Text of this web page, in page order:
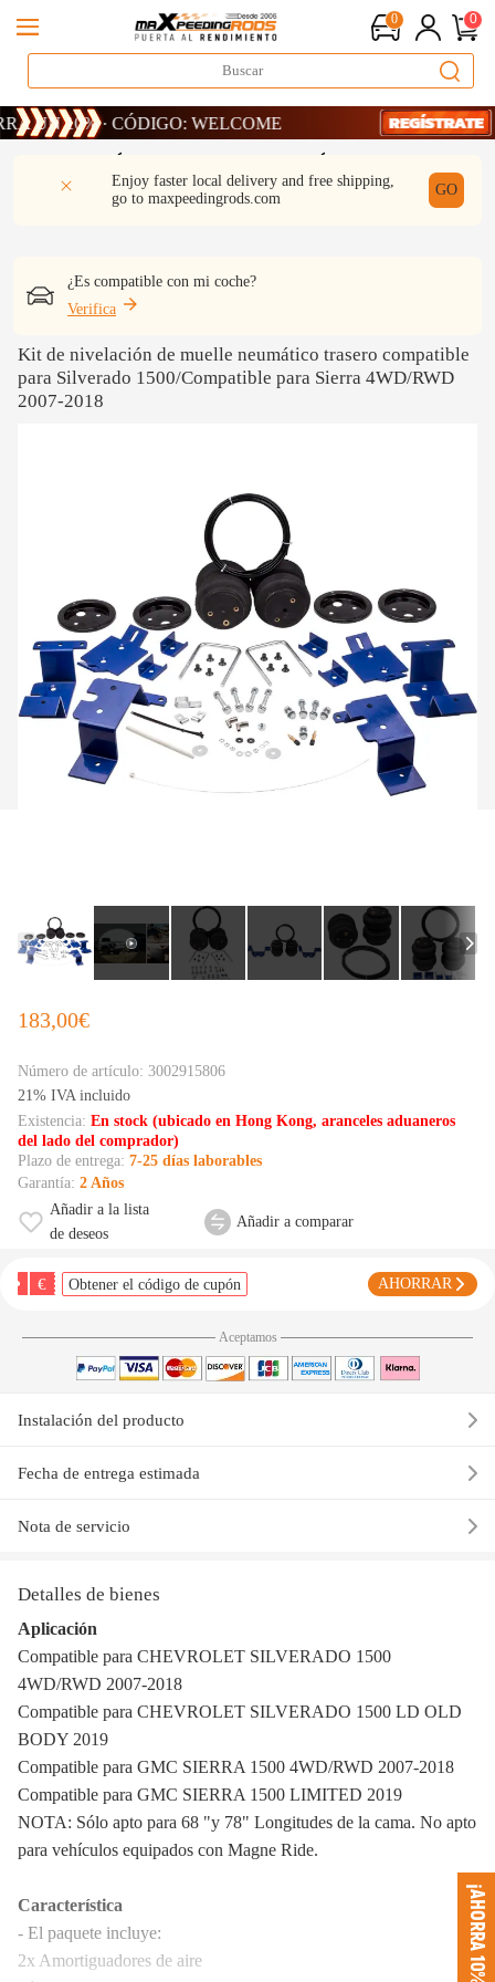
0 0
10% · CÓDIGO: WELCOME
Enjoy faster local delivery and free shipping,
go to maxpeedingrods.com
GO
¿Es compatible con mi coche?
Verifica
DESCRIPCIÓN REVISIÓN
Kit de nivelación de muelle neumático trasero compatible
para Silverado 1500/Compatible para Sierra 4WD/RWD
2007-2018
183,00€
Número de artículo: 3002915806
21% IVA incluido
Existencia: En stock (ubicado en Hong Kong, aranceles aduaneros
del lado del comprador)
Plazo de entrega: 7-25 días laborables
Garantía: 2 Años
Añadir a la lista
de deseos
Añadir a comparar
€ Obtener el código de cupón AHORRAR
Aceptamos
Instalación del producto
Fecha de entrega estimada
Nota de servicio
Detalles de bienes
Aplicación
Compatible para CHEVROLET SILVERADO 1500
4WD/RWD 2007-2018
Compatible para CHEVROLET SILVERADO 1500 LD OLD
BODY 2019
Compatible para GMC SIERRA 1500 4WD/RWD 2007-2018
Compatible para GMC SIERRA 1500 LIMITED 2019
NOTA: Sólo apto para 68 "y 78" Longitudes de la cama. No apto
para vehículos equipados con Magne Ride.
Característica
- El paquete incluye:
2x Amortiguadores de aire
¡AHORRA 10%!